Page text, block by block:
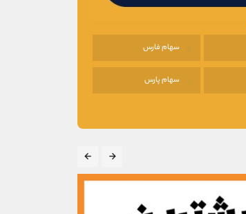
سهام فارس
سهام پارس